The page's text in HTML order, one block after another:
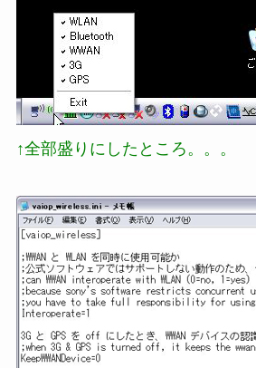
↑全部盛りにしたところ。。。